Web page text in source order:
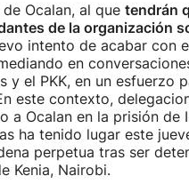
de Ocalan, al que tendrán
de la organización
intento de acabar con
en
y el PKK, en un esfuerzo
este contexto,
a Ocalan en la prisión de
ha tenido lugar este
perpetua tras ser
Kenia, Nairobi.